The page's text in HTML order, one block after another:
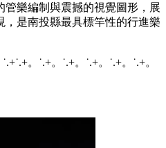
樂編制與震撼的視覺圖形，展
是南投縣最具標竿性的行進樂
。˙.+。˙.+。˙.+。˙.+。˙.+。